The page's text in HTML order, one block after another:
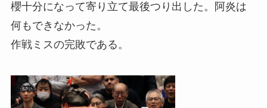
櫻十分になって寄り立て最後つり出した。阿炎は
何もできなかった。
作戦ミスの完敗である。